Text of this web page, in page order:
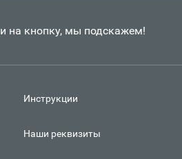
на кнопку, мы подскажем!
Инструкции
Наши реквизиты